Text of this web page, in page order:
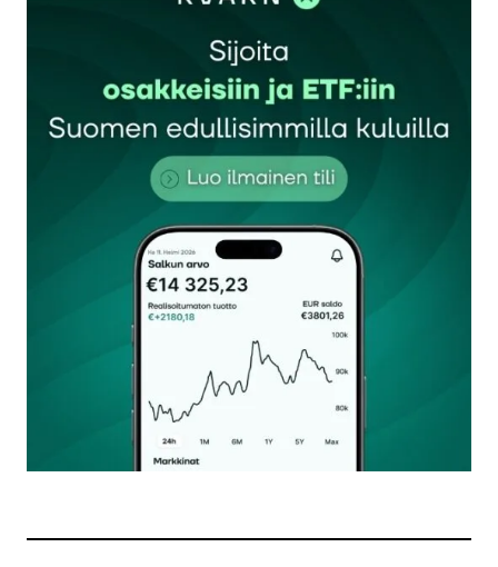
Sähköpostiosoitettasi ei julkaista.Pakolliset
kentät on merkitty*
Kommentti*
Nimesi tai nimimerkkisi
Sähköpostiosoitteesi
Tilaa SalkunRakentajan uutiskirje